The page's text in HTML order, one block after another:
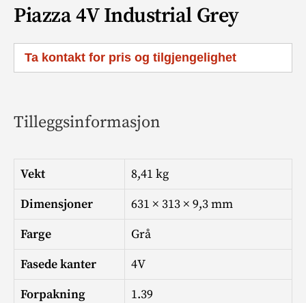
Piazza 4V Industrial Grey
Ta kontakt for pris og tilgjengelighet
Tilleggsinformasjon
Vekt
8,41 kg
Dimensjoner
631 × 313 × 9,3 mm
Farge
Grå
Fasede kanter
4V
Forpakning
1.39